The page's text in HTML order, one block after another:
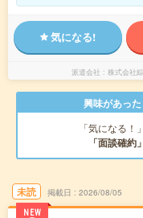
気になる!
派遣会社 株式会社
興味があっ
「気になる
「面談確約」
未読
NEW
掲載日 2026/08/05